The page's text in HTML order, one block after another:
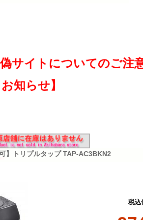
サイトについてのご注
知らせ】
】トリプルタップ TAP-AC3BKN2
税込